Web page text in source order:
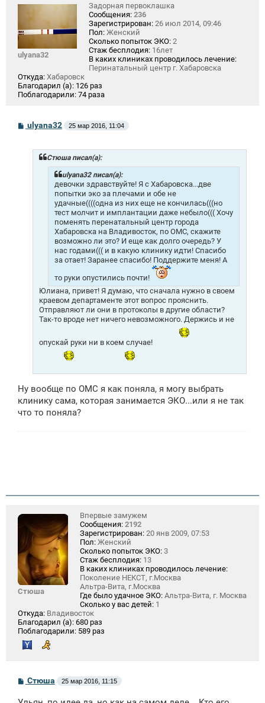
ulyana32
Задорная первоклашка
Сообщения: 236
Зарегистрирован: 26 июл 2014, 09:46
Пол: Женский
Сколько попыток ЭКО: 2
Стаж бесплодия: 16лет
В каких клиниках проводилось лечение:
Перинатальный центр г. Хабаровска
Откуда: Хабаровск
Благодарил (а): 126 раз
Поблагодарили: 74 раза
С
о
ulyana32 25 мар 2016, 11:04
Стюша писал(а):
ulyana32 писал(а):
девочки здравствуйте! Я с Хабаровска...две
попытки эко за плечами и обе не
удачные((((одна из них еще не кончилась(((но
тест молчит и имплантации даже небыло((( Хочу
поменять перенатальный центр города
Хабаровска на Владивосток, по ОМС, скажите
возможно ли это? И еще как долго очередь? У
нас годами((( и в какую клинику идти! Спасибо
за отает! Заранее спасибо! Поддержите меня! А
то руки опустились почти!
Юлиана, привет! Я думаю, что сначала нужно в своем
краевом департаменте этот вопрос прояснить.
Отправляют ли они в протоколы в другие области?
Так-то вроде нет ничего невозможного. Держись и не
опускай руки ни в коем случае!
Ну вообще по ОМС я как поняла, я могу выбрать
клинику сама, которая занимается ЭКО...или я не так
что то поняла?
Стюша
Впервые замужем
Сообщения: 2192
Зарегистрирован: 20 янв 2009, 07:53
Пол: Женский
Сколько попыток ЭКО: 3
Стаж бесплодия: 13
В каких клиниках проводилось лечение:
Поколение НЕКСТ, г.Москва
Альтра-Вита, г.Москва
Где было удачное ЭКО: Альтра-Вита, г. Москва
Сколько у вас детей: 1
Откуда: Владивосток
Благодарил (а): 680 раз
Поблагодарили: 589 раз
ССтюша 25 мар 2016, 11:15